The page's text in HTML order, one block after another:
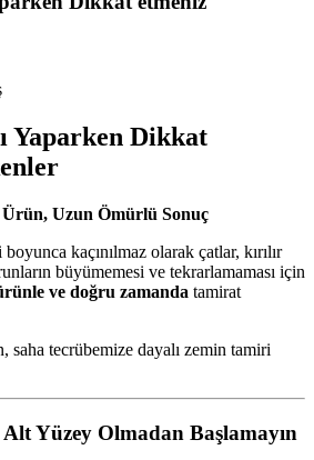
Yaparken Dikkat
Uzun Ömürlü Sonuç
kaçınılmaz olarak çatlar, kırılır
büyümemesi ve tekrarlamaması için
ve doğru zamanda tamirat
saha tecrübemize dayalı zemin tamiri
Alt Yüzey Olmadan Başlamayın